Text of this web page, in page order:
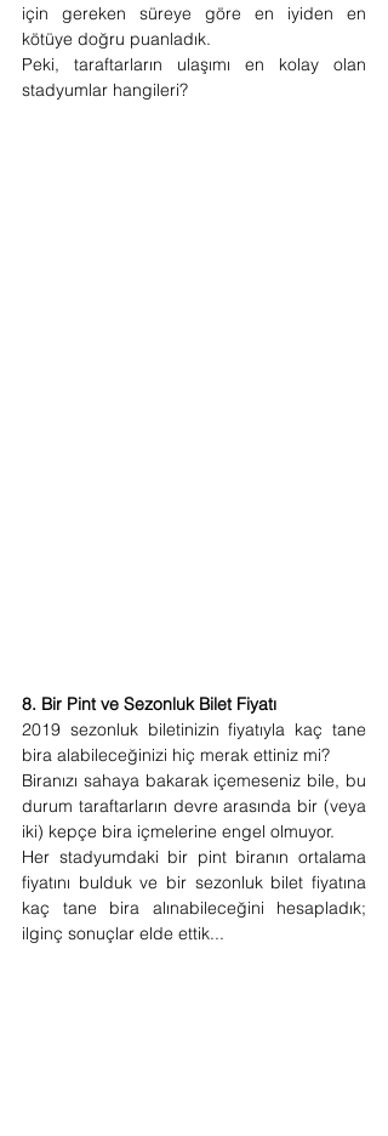
için gereken süreye göre en iyiden en
kötüye doğru puanladık.
Peki, taraftarların ulaşımı en kolay olan
stadyumlar hangileri?
8. Bir Pint ve Sezonluk Bilet Fiyatı
2019 sezonluk biletinizin fiyatıyla kaç tane
bira alabileceğinizi hiç merak ettiniz mi?
Biranızı sahaya bakarak içemeseniz bile, bu
durum taraftarların devre arasında bir (veya
iki) kepçe bira içmelerine engel olmuyor.
Her stadyumdaki bir pint biranın ortalama
fiyatını bulduk ve bir sezonluk bilet fiyatına
kaç tane bira alınabileceğini hesapladık;
ilginç sonuçlar elde ettik...